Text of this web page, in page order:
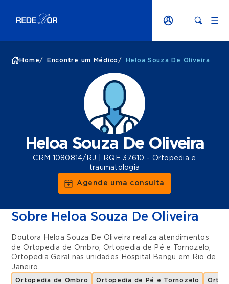
Home/ Encontre um Médico / Heloa Souza De Oliveira
Heloa Souza De Oliveira
CRM 1080814/RJ | RQE 37610 - Ortopedia e
traumatologia
Agende uma consulta
Sobre Heloa Souza De Oliveira
Doutora Heloa Souza De Oliveira realiza atendimentos
de Ortopedia de Ombro, Ortopedia de Pé e Tornozelo,
Ortopedia Geral
nas unidades Hospital Bangu em
Rio de
Janeiro.
Ortopedia de Ombro Ortopedia de Pé e Tornozelo